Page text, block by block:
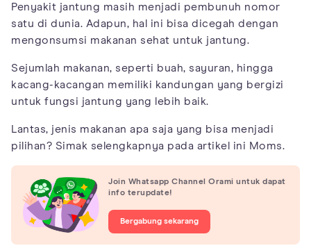
Penyakit jantung masih menjadi pembunuh nomor
satu di dunia. Adapun, hal ini bisa dicegah dengan
mengonsumsi makanan sehat untuk jantung.
Sejumlah makanan, seperti buah, sayuran, hingga
kacang-kacangan memiliki kandungan yang bergizi
untuk fungsi jantung yang lebih baik.
Lantas, jenis makanan apa saja yang bisa menjadi
pilihan? Simak selengkapnya pada artikel ini Moms.
Join Whatsapp Channel Orami untuk dapat
info terupdate!
Bergabung sekarang